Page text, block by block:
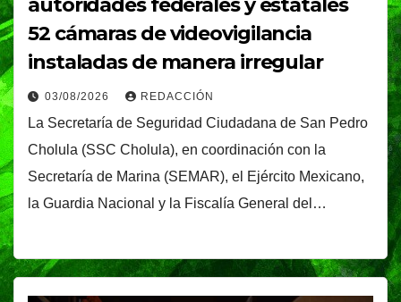
autoridades federales y estatales
52 cámaras de videovigilancia
instaladas de manera irregular
03/08/2026 REDACCIÓN
La Secretaría de Seguridad Ciudadana de San Pedro
Cholula (SSC Cholula), en coordinación con la
Secretaría de Marina (SEMAR), el Ejército Mexicano,
la Guardia Nacional y la Fiscalía General del…